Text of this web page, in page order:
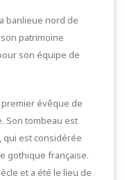
banlieue nord de
patrimoine
son équipe de
premier évêque de
Son tombeau est
qui est considérée
gothique française.
et a été le lieu de